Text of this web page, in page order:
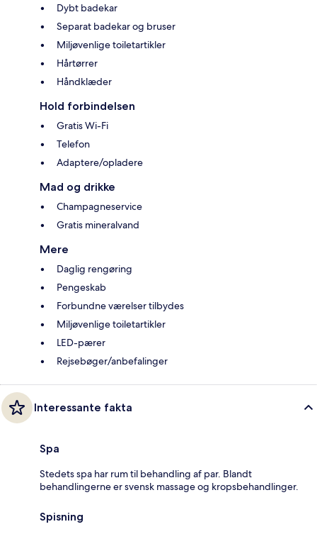
Dybt badekar
Separat badekar og bruser
Miljøvenlige toiletartikler
Hårtørrer
Håndklæder
Hold forbindelsen
Gratis Wi-Fi
Telefon
Adaptere/opladere
Mad og drikke
Champagneservice
Gratis mineralvand
Mere
Daglig rengøring
Pengeskab
Forbundne værelser tilbydes
Miljøvenlige toiletartikler
LED-pærer
Rejsebøger/anbefalinger
Interessante fakta
Spa
Stedets spa har rum til behandling af par. Blandt
behandlingerne er svensk massage og kropsbehandlinger.
Spisning